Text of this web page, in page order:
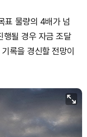
₩91,188,881(-0.31%)
표 물량의 4배가 넘
행될 경우 자금 조달
록을 경신할 전망이